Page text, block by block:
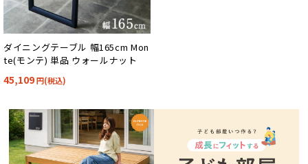
ダイニングテーブル 幅165cm Mon
te(モンテ) 単品 ウォールナット
45,109円(税込)